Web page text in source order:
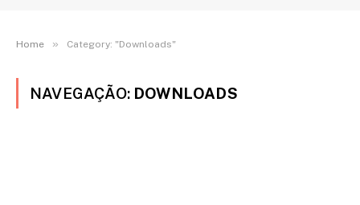
Home » Category: "Downloads"
NAVEGAÇÃO: DOWNLOADS